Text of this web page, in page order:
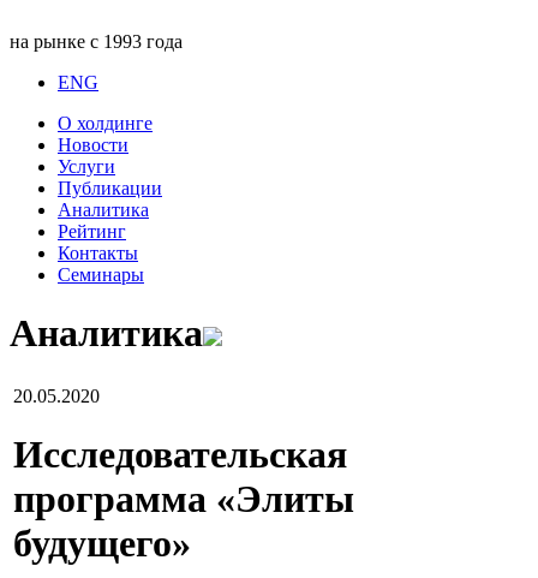
на рынке с 1993 года
ENG
О холдинге
Новости
Услуги
Публикации
Аналитика
Рейтинг
Контакты
Семинары
Аналитика
20.05.2020
Исследовательская
программа «Элиты
будущего»